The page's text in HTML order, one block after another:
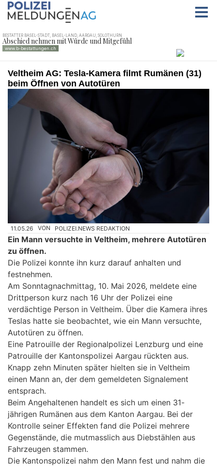
Veltheim AG: Tesla-Kamera filmt Rumänen (31)
beim Öffnen von Autotüren
11.05.26 VON POLIZEI.NEWS REDAKTION
Ein Mann versuchte in Veltheim, mehrere Autotüren
zu öffnen.
Die Polizei konnte ihn kurz darauf anhalten und
festnehmen.
Am Sonntagnachmittag, 10. Mai 2026, meldete eine
Drittperson kurz nach 16 Uhr der Polizei eine
verdächtige Person in Veltheim. Über die Kamera ihres
Teslas hatte sie beobachtet, wie ein Mann versuchte,
Autotüren zu öffnen.
Eine Patrouille der Regionalpolizei Lenzburg und eine
Patrouille der Kantonspolizei Aargau rückten aus.
Knapp zehn Minuten später hielten sie in Veltheim
einen Mann an, der dem gemeldeten Signalement
entsprach.
Beim Angehaltenen handelt es sich um einen 31-
jährigen Rumänen aus dem Kanton Aargau. Bei der
Kontrolle seiner Effekten fand die Polizei mehrere
Gegenstände, die mutmasslich aus Diebstählen aus
Fahrzeugen stammen.
Die Kantonspolizei nahm den Mann fest und nahm die